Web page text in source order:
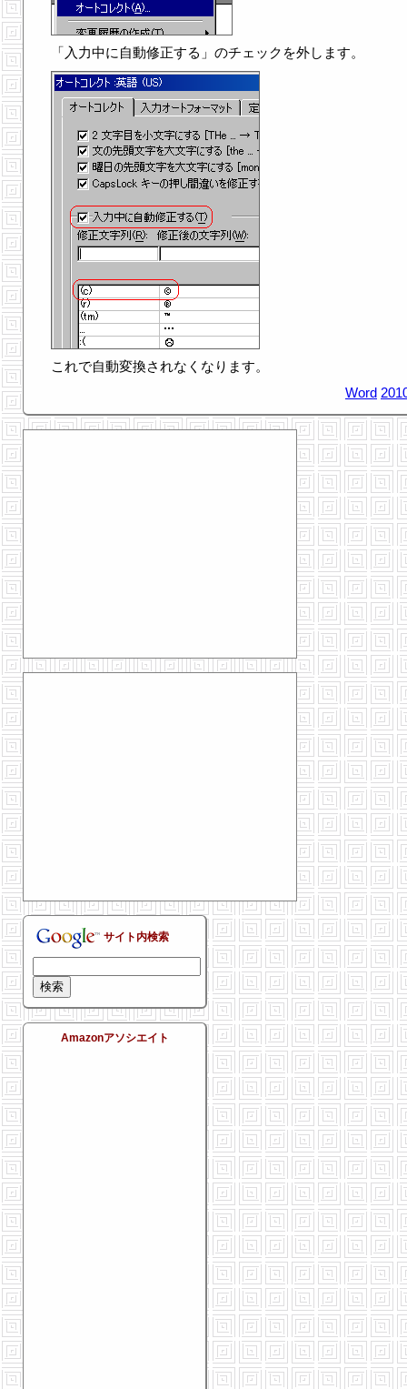
「入力中に自動修正する」のチェックを外します。
これで自動変換されなくなります。
Word
サイト内検索
Amazonアソシエイト